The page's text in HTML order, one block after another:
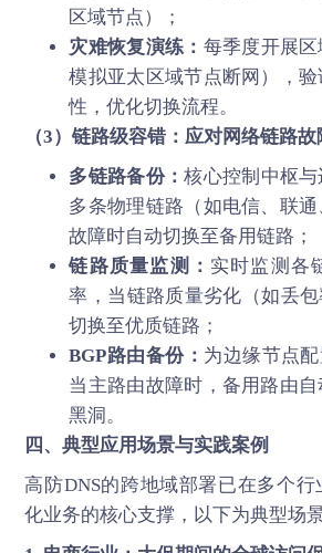
区域节点）；
灾难恢复演练： 每季度开展
模拟亚太区域节点断网），
性，优化切换流程。
（3）链路级容错：应对网络链路故
多链路备份：核心控制中枢
多条物理链路（如电信、联
故障时自动切换至备用链路；
链路质量监测： 实时监测各
率，当链路质量劣化（如丢
切换至优质链路；
BGP路由备份： 为边缘节点配
当主路由故障时，备用路由
黑洞。
四、典型应用场景与实践案例
高防DNS的跨地域部署已在多个行
化业务的核心支撑，以下为典型场